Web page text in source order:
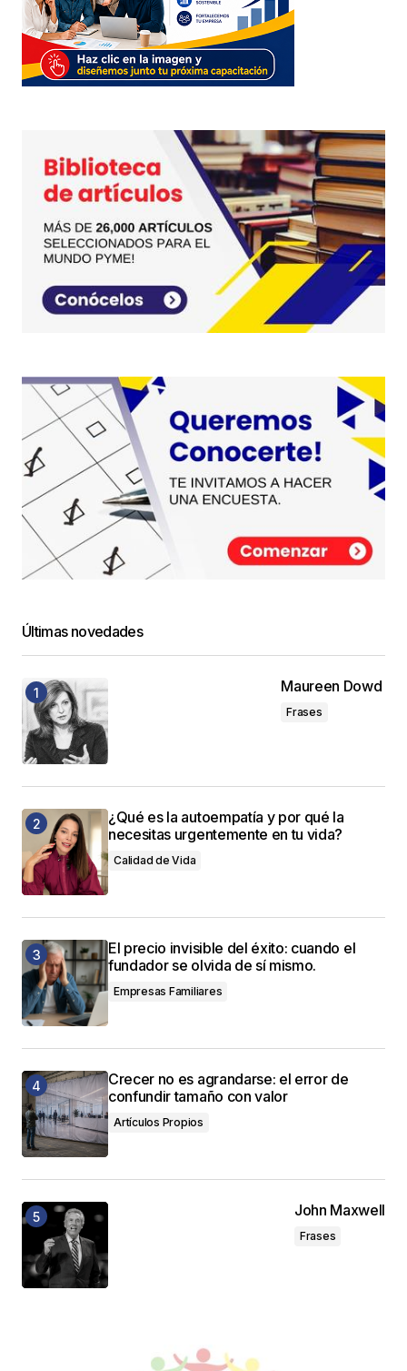
Últimas novedades
Maureen Dowd
Frases
¿Qué es la autoempatía y por qué la
necesitas urgentemente en tu vida?
Calidad de Vida
El precio invisible del éxito: cuando el
fundador se olvida de sí mismo.
Empresas Familiares
Crecer no es agrandarse: el error de
confundir tamaño con valor
Artículos Propios
John Maxwell
Frases